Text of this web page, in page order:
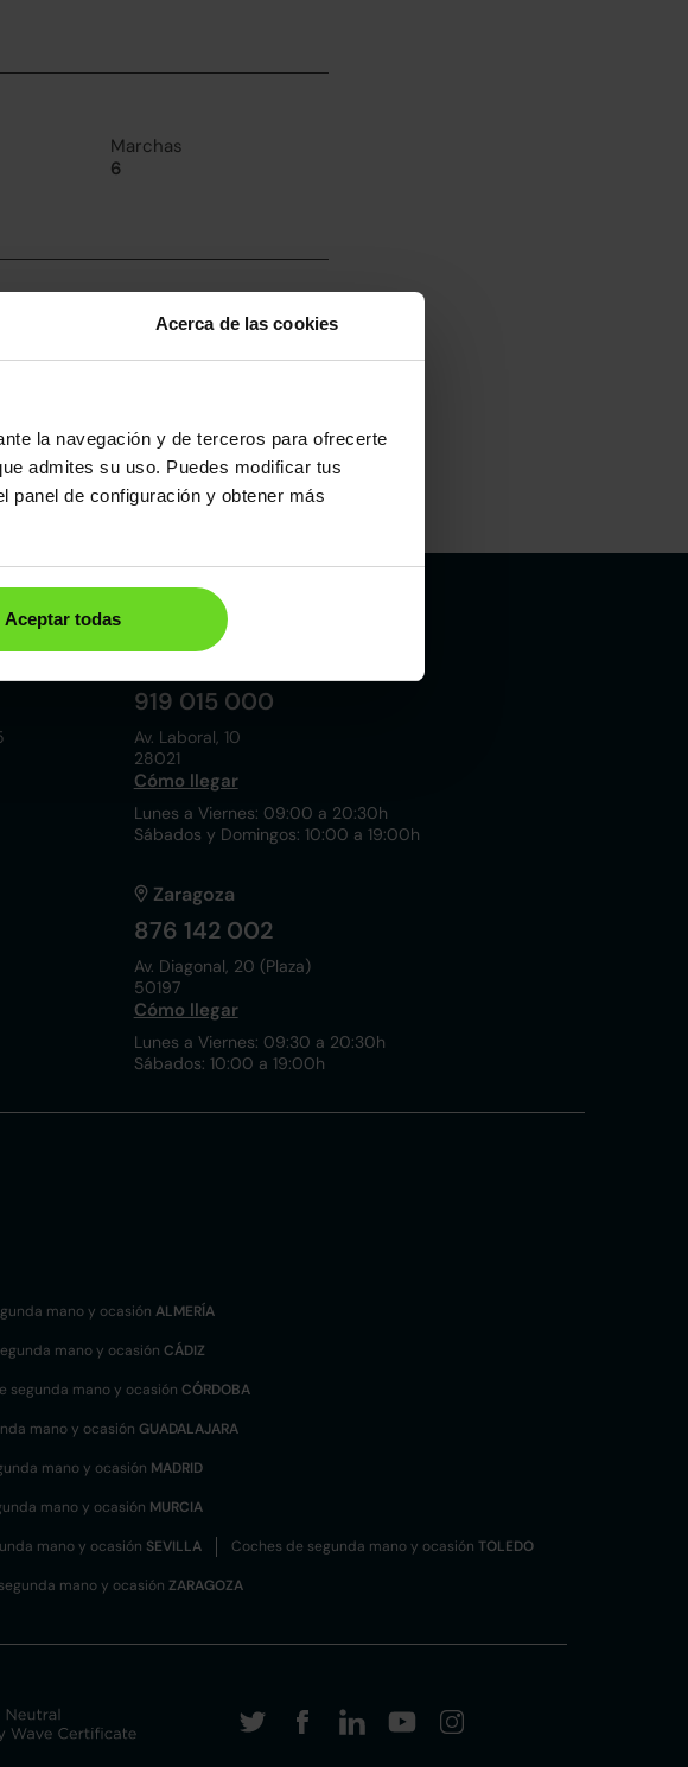
Acerca de las cookies
la navegación y de terceros para ofrecerte
admites su uso. Puedes modificar tus
panel de configuración y obtener más
Aceptar todas
Marchas
6
Consumo mixto
4.3l/100
919 015 000
Av. Laboral, 10
28021
Cómo llegar
Lunes a Viernes: 09:00 a 20:30h
Sábados y Domingos: 10:00 a 19:00h
Zaragoza
876 142 002
Av. Diagonal, 20 (Plaza)
50197
Cómo llegar
Lunes a Viernes: 09:30 a 20:30h
Sábados: 10:00 a 19:00h
mano y ocasión ALMERÍA
mano y ocasión CÁDIZ
segunda mano y ocasión CÓRDOBA
mano y ocasión GUADALAJARA
mano y ocasión MADRID
mano y ocasión MURCIA
mano y ocasión SEVILLA Coches de segunda mano y ocasión TOLEDO
mano y ocasión ZARAGOZA